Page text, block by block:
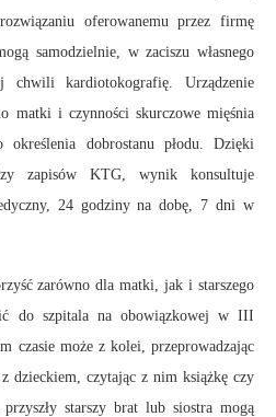
oferowanemu przez firmę
samodzielnie, w zaciszu własnego
kardiotokografię. Urządzenie
matki i czynności skurczowe mięśnia
dobrostanu płodu. Dzięki
zapisów KTG, wynik konsultuje
24 godziny na dobę, 7 dni w
zarówno dla matki, jak i starszego
do szpitala na obowiązkowej w III
czasie może z kolei, przeprowadzając
dzieckiem, czytając z nim książkę czy
starszy brat lub siostra mogą